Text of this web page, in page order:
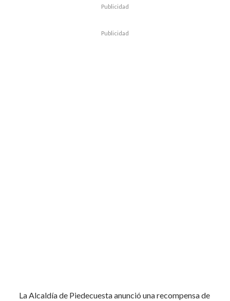
Publicidad
Publicidad
La Alcaldía de Piedecuesta anunció una recompensa de